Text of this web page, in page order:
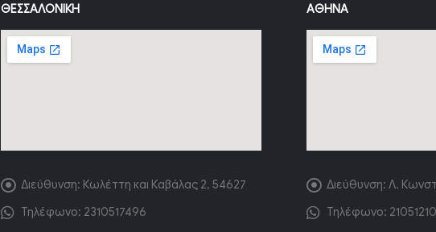
ΘΕΣΣΑΛΟΝΊΚΗ
Διεύθυνση: Κωλέττη και Καβάλας 2, 54627
Τηλέφωνο: 2310517496
ΑΘΉΝΑ
Διεύθυνση: Λ.
Τηλέφωνο: